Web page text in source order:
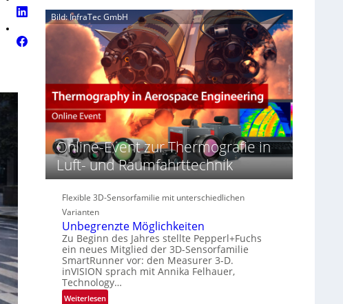
n
S
e
a
c
t
s
e
r
i
e
-
R
u
n
d
e
n
z
i
M
E
A
-
R
e
g
i
o
‚
H
y
e
r
s
p
e
c
t
r
N
e
w
s
‘
Bild: InfraTec GmbH
Online-Event zur Thermografie in
Luft- und Raumfahrttechnik
Flexible 3D-Sensorfamilie mit unterschiedlichen
Varianten
Unbegrenzte Möglichkeiten
Zu Beginn des Jahres stellte Pepperl+Fuchs
ein neues Mitglied der 3D-Sensorfamilie
SmartRunner vor: den Measurer 3-D.
inVISION sprach mit Annika Felhauer,
Technology…
Weiterlesen: